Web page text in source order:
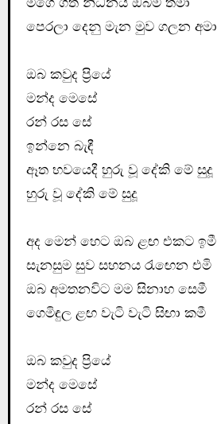
පෙරලා දෙනු මැන මුව ගලන අමා
ඔබ කවුද ප්‍රියේ
මන්ද මෙසේ
රන් රස සේ
ඉන්නෙ බැඳී
ඈත භවයෙදී හුරු වූ දේකි මේ සුදූ
හුරු වූ දේකි මේ සුදූ
අද මෙන් හෙට ඔබ ළඟ එකට ඉමී
සැනසුම සුව සහනය රැඟෙන එමි
ඔබ අමතනවිට මම සිනාහ සෙමී
ගෙමිඳුල ළඟ වැටි වැටි සිඟා කමී
ඔබ කවුද ප්‍රියේ
මන්ද මෙසේ
රන් රස සේ